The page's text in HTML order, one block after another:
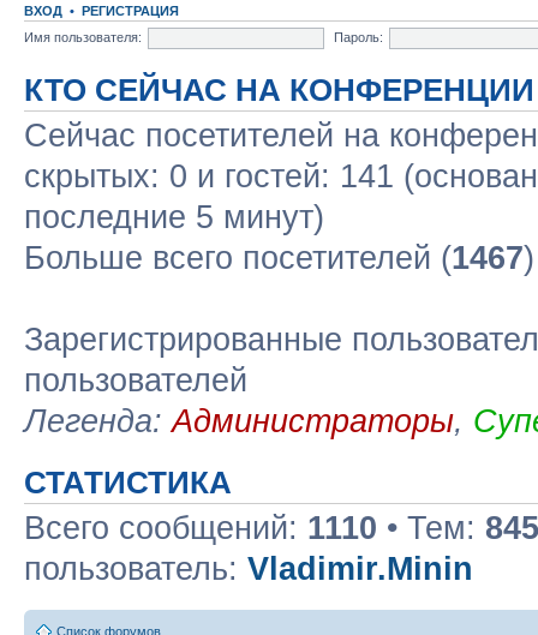
ВХОД • РЕГИСТРАЦИЯ
Имя пользователя:
Пароль:
КТО СЕЙЧАС НА КОНФЕРЕНЦИИ
Сейчас посетителей на
скрытых: 0 и гостей: 141
последние 5 минут)
Больше всего посетителей (1467
Зарегистрированные
пользователей
Легенда:Администраторы,
СТАТИСТИКА
Всего сообщений: 1110 • Тем: 845
пользователь: Vladimir.Minin
Список форумов